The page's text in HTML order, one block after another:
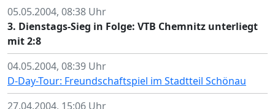
05.05.2004, 08:38 Uhr
3. Dienstags-Sieg in Folge: VTB Chemnitz unterliegt
mit 2:8
04.05.2004, 08:39 Uhr
D-Day-Tour: Freundschaftspiel im Stadtteil Schönau
27.04.2004, 15:06 Uhr